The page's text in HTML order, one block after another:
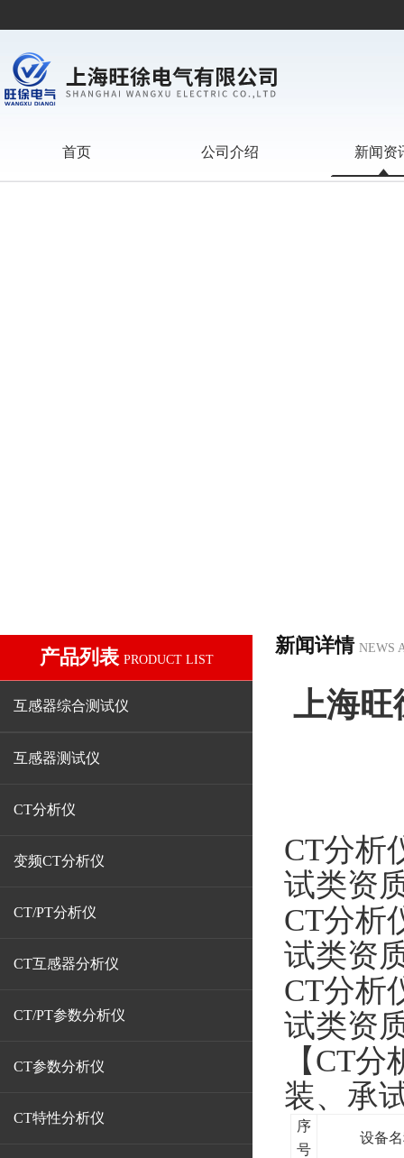
首页 公司介绍 新闻资
产品列表 PRODUCT LIST
互感器综合测试仪
互感器测试仪
CT分析仪
变频CT分析仪
CT/PT分析仪
CT互感器分析仪
CT/PT参数分析仪
CT参数分析仪
CT特性分析仪
新闻详情 NEWS
上海旺
CT分
试类资
CT分
试类资
CT分
试类资
【CT分
装、承
序
号
设备